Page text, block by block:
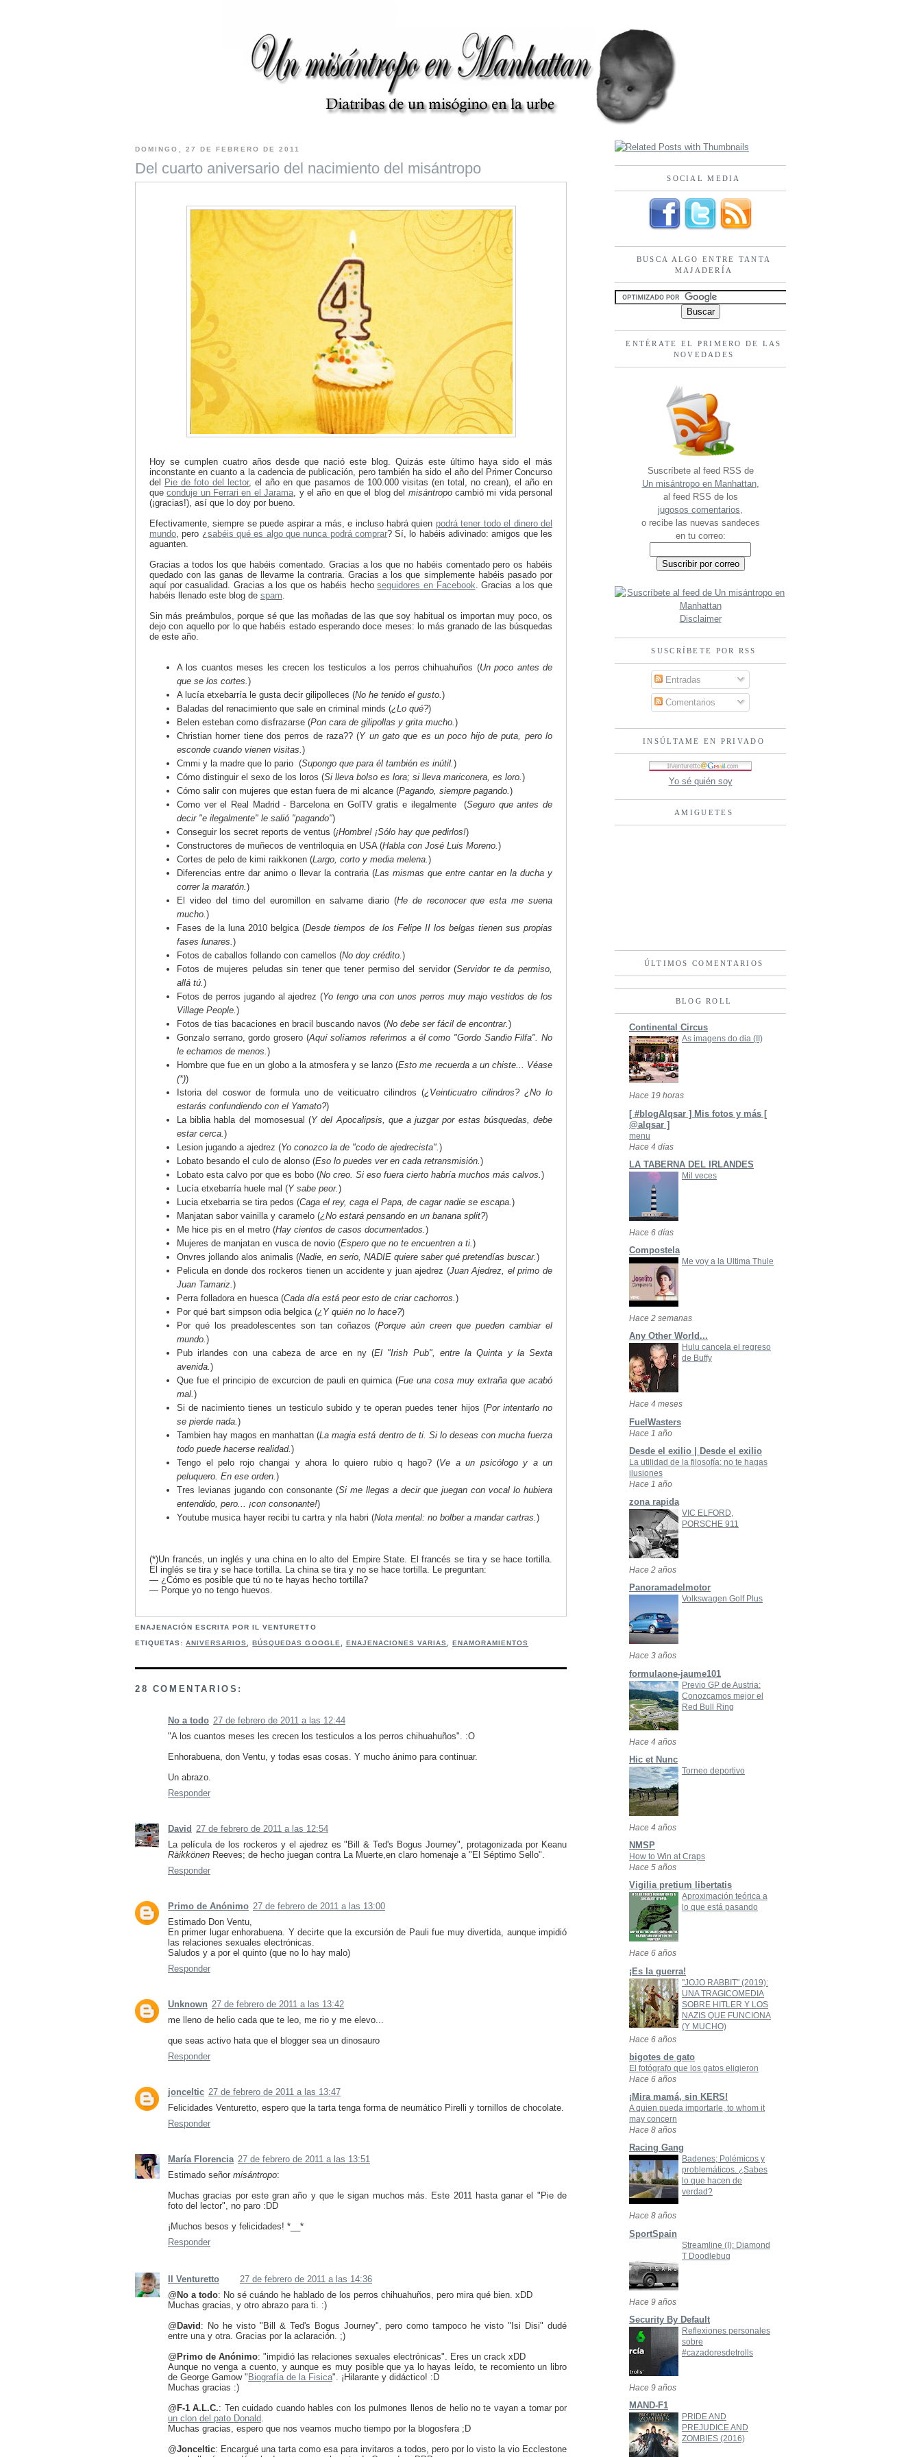
DOMINGO, 27 DE FEBRERO DE 2011
Del cuarto aniversario del nacimiento del misántropo
Hoy se cumplen cuatro años desde que nació este blog. Quizás este último haya sido el más
inconstante en cuanto a la cadencia de publicación, pero también ha sido el año del Primer Concurso
del
Pie de foto del lector, el año en que pasamos de 100.000 visitas (en total, no crean), el año en
queconduje un Ferrari en el Jarama, y el año en que el blog del misántropocambió mi vida personal
(¡gracias!), así que lo doy por bueno.
Efectivamente, siempre se puede aspirar a más, e incluso habrá quien podrá tener todo el dinero del
mundo, pero ¿ sabéis qué es algo que nunca podrá comprar? Sí, lo habéis adivinado: amigos que les
aguanten.
Gracias a todos los que habéis comentado. Gracias a los que no habéis comentado pero os habéis
quedado con las ganas de llevarme la contraria. Gracias a los que simplemente habéis pasado por
aquí por casualidad. Gracias a los que os habéis hechoseguidores en Facebook. Gracias a los que
habéis llenado este blog de spam.
Sin más preámbulos, porque sé que las moñadas de las que soy habitual os importan muy poco, os
dejo con aquello por lo que habéis estado esperando doce meses: lo más granado de las búsquedas
de este año.
A los cuantos meses les crecen los testiculos a los perros chihuahuños (Un poco antes de
que se los cortes.)
A lucía etxebarría le gusta decir gilipolleces (No he tenido el gusto.)
Baladas del renacimiento que sale en criminal minds (¿Lo qué?)
Belen esteban como disfrazarse (Pon cara de gilipollas y grita mucho.)
Christian horner tiene dos perros de raza?? (Y un gato que es un poco hijo de puta, pero lo
esconde cuando vienen visitas.)
Cmmi y la madre que lo pario (Supongo que para él también es inútil.)
Cómo distinguir el sexo de los loros (Si lleva bolso es lora; si lleva mariconera, es loro.)
Cómo salir con mujeres que estan fuera de mi alcance (Pagando, siempre pagando.)
Como ver el Real Madrid - Barcelona en GolTV gratis e ilegalmente (Seguro que antes de
decir "e ilegalmente" le salió "pagando")
Conseguir los secret reports de ventus (¡Hombre! ¡Sólo hay que pedirlos!)
Constructores de muñecos de ventriloquia en USA (Habla con José Luis Moreno.)
Cortes de pelo de kimi raikkonen (Largo, corto y media melena.)
Diferencias entre dar animo o llevar la contraria (Las mismas que entre cantar en la ducha y
correr la maratón.)
El video del timo del euromillon en salvame diario (He de reconocer que esta me suena
mucho.)
Fases de la luna 2010 belgica (Desde tiempos de los Felipe II los belgas tienen sus propias
fases lunares.)
Fotos de caballos follando con camellos (No doy crédito.)
Fotos de mujeres peludas sin tener que tener permiso del servidor (Servidor te da permiso,
allá tú.)
Fotos de perros jugando al ajedrez (Yo tengo una con unos perros muy majo vestidos de los
Village People.)
Fotos de tias bacaciones en bracil buscando navos (No debe ser fácil de encontrar.)
Gonzalo serrano, gordo grosero (Aquí solíamos referirnos a él como "Gordo Sandio Filfa". No
le echamos de menos.)
Hombre que fue en un globo a la atmosfera y se lanzo (Esto me recuerda a un chiste... Véase
(*))
Istoria del coswor de formula uno de veiticuatro cilindros (¿Veinticuatro cilindros? ¿No lo
estarás confundiendo con el Yamato?)
La biblia habla del momosesual (Y del Apocalipsis, que a juzgar por estas búsquedas, debe
estar cerca.)
Lesion jugando a ajedrez (Yo conozco la de "codo de ajedrecista".)
Lobato besando el culo de alonso (Eso lo puedes ver en cada retransmisión.)
Lobato esta calvo por que es bobo (No creo. Si eso fuera cierto habría muchos más calvos.)
Lucía etxebarría huele mal (Y sabe peor.)
Lucia etxebarria se tira pedos (Caga el rey, caga el Papa, de cagar nadie se escapa.)
Manjatan sabor vainilla y caramelo (¿No estará pensando en un banana split?)
Me hice pis en el metro (Hay cientos de casos documentados.)
Mujeres de manjatan en vusca de novio (Espero que no te encuentren a ti.)
Onvres jollando alos animalis (Nadie, en serio, NADIE quiere saber qué pretendías buscar.)
Pelicula en donde dos rockeros tienen un accidente y juan ajedrez (Juan Ajedrez, el primo de
Juan Tamariz.)
Perra folladora en huesca (Cada día está peor esto de criar cachorros.)
Por qué bart simpson odia belgica (¿Y quién no lo hace?)
Por qué los preadolescentes son tan coñazos (Porque aún creen que pueden cambiar el
mundo.)
Pub irlandes con una cabeza de arce en ny (El "Irish Pub", entre la Quinta y la Sexta
avenida.)
Que fue el principio de excurcion de pauli en quimica (Fue una cosa muy extraña que acabó
mal.)
Si de nacimiento tienes un testiculo subido y te operan puedes tener hijos (Por intentarlo no
se pierde nada.)
Tambien hay magos en manhattan (La magia está dentro de ti. Si lo deseas con mucha fuerza
todo puede hacerse realidad.)
Tengo el pelo rojo changai y ahora lo quiero rubio q hago? (Ve a un psicólogo y a un
peluquero. En ese orden.)
Tres levianas jugando con consonante (Si me llegas a decir que juegan con vocal lo hubiera
entendido, pero... ¡con consonante!)
Youtube musica hayer recibi tu cartra y nla habri (Nota mental: no bolber a mandar cartras.)
(*)Un francés, un inglés y una china en lo alto del Empire State. El francés se tira y se hace tortilla.
El inglés se tira y se hace tortilla. La china se tira y no se hace tortilla. Le preguntan:
— ¿Cómo es posible que tú no te hayas hecho tortilla?
— Porque yo no tengo huevos.
ENAJENACIÓN ESCRITA POR IL VENTURETTO
ETIQUETAS:ANIVERSARIOS,BÚSQUEDAS GOOGLE, ENAJENACIONES VARIAS, ENAMORAMIENTOS
28 COMENTARIOS:
No a todo 27 de febrero de 2011 a las 12:44
"A los cuantos meses les crecen los testiculos a los perros chihuahuños". :O
Enhorabuena, don Ventu, y todas esas cosas. Y mucho ánimo para continuar.
Un abrazo.
Responder
David 27 de febrero de 2011 a las 12:54
La película de los rockeros y el ajedrez es "Bill & Ted's Bogus Journey", protagonizada por Keanu
Räikkönen Reeves; de hecho juegan contra La Muerte,en claro homenaje a "El Séptimo Sello".
Responder
Primo de Anónimo 27 de febrero de 2011 a las 13:00
Estimado Don Ventu,
En primer lugar enhorabuena. Y decirte que la excursión de Pauli fue muy divertida, aunque impidió
las relaciones sexuales electrónicas.
Saludos y a por el quinto (que no lo hay malo)
Responder
Unknown 27 de febrero de 2011 a las 13:42
me lleno de helio cada que te leo, me rio y me elevo...
que seas activo hata que el blogger sea un dinosauro
Responder
jonceltic 27 de febrero de 2011 a las 13:47
Felicidades Venturetto, espero que la tarta tenga forma de neumático Pirelli y tornillos de chocolate.
Responder
María Florencia 27 de febrero de 2011 a las 13:51
Estimado señor misántropo:
Muchas gracias por este gran año y que le sigan muchos más. Este 2011 hasta ganar el "Pie de
foto del lector", no paro :DD
¡Muchos besos y felicidades! *__*
Responder
Il Venturetto
27 de febrero de 2011 a las 14:36
@ No a todo: No sé cuándo he hablado de los perros chihuahuños, pero mira qué bien. xDD
Muchas gracias, y otro abrazo para ti. :)
@ David : No he visto "Bill & Ted's Bogus Journey", pero como tampoco he visto "Isi Disi" dudé
entre una y otra. Gracias por la aclaración. ;)
@ Primo de Anónimo: "impidió las relaciones sexuales electrónicas". Eres un crack xDD
Aunque no venga a cuento, y aunque es muy posible que ya lo hayas leído, te recomiento un libro
de George Gamow " Biografía de la Fisica". ¡Hilarante y didáctico! :D
Muchas gracias :)
@ F-1 A.L.C.: Ten cuidado cuando hables con los pulmones llenos de helio no te vayan a tomar por
un clon del pato Donald
Muchas gracias, espero que nos veamos mucho tiempo por la blogosfera ;D
@Jonceltic: Encargué una tarta como esa para invitaros a todos, pero por lo visto la vio Ecclestone
SOCIAL MEDIA
BUSCA ALGO ENTRE TANTA
MAJADERÍA
ENTÉRATE EL PRIMERO DE LAS
NOVEDADES
Suscríbete al feed RSS de
Un misántropo en Manhattan,
al feed RSS de los
jugosos comentarios,
o recibe las nuevas sandeces
en tu correo:
Disclaimer
SUSCRÍBETE POR RSS
Entradas
Comentarios
INSÚLTAME EN PRIVADO
Yo sé quién soy
AMIGUETES
ÚLTIMOS COMENTARIOS
BLOG ROLL
Continental Circus
As imagens do dia (II)
Hace 19 horas
[ #blogAlqsar ] Mis fotos y más [
@alqsar ]
menu
Hace 4 días
LA TABERNA DEL IRLANDES
Mil veces
Hace 6 días
Compostela
Me voy a la Ultima Thule
Hace 2 semanas
Any Other World...
Hulu cancela el regreso
de Buffy
Hace 4 meses
FuelWasters
Hace 1 año
Desde el exilio | Desde el exilio
La utilidad de la filosofía: no te hagas
ilusiones
Hace 1 año
zona rapida
VIC ELFORD,
PORSCHE 911
Hace 2 años
Panoramadelmotor
Volkswagen Golf Plus
Hace 3 años
formulaone-jaume101
Previo GP de Austria:
Conozcamos mejor el
Red Bull Ring
Hace 4 años
Hic et Nunc
Torneo deportivo
Hace 4 años
NMSP
How to Win at Craps
Hace 5 años
Vigilia pretium libertatis
Aproximación teórica a
lo que está pasando
Hace 6 años
¡Es la guerra!
"JOJO RABBIT" (2019):
UNA TRAGICOMEDIA
SOBRE HITLER Y LOS
NAZIS QUE FUNCIONA
(Y MUCHO)
Hace 6 años
bigotes de gato
El fotógrafo que los gatos eligieron
Hace 6 años
¡Mira mamá, sin KERS!
A quien pueda importarle, to whom it
may concern
Hace 8 años
Racing Gang
Badenes; Polémicos y
problemáticos. ¿Sabes
lo que hacen de
verdad?
Hace 8 años
SportSpain
Streamline (I): Diamond
T Doodlebug
Hace 9 años
Security By Default
Reflexiones personales
sobre
#cazadoresdetrolls
Hace 9 años
MAND-F1
PRIDE AND
PREJUDICE AND
ZOMBIES (2016)